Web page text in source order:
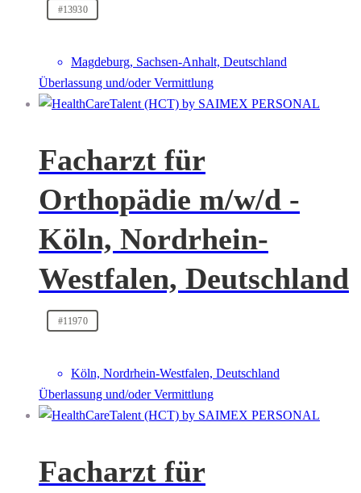
#13930
Magdeburg, Sachsen-Anhalt, Deutschland
Überlassung und/oder Vermittlung
Facharzt für
Orthopädie m/w/d -
Köln, Nordrhein-
Westfalen, Deutschland
#11970
Köln, Nordrhein-Westfalen, Deutschland
Überlassung und/oder Vermittlung
Facharzt für